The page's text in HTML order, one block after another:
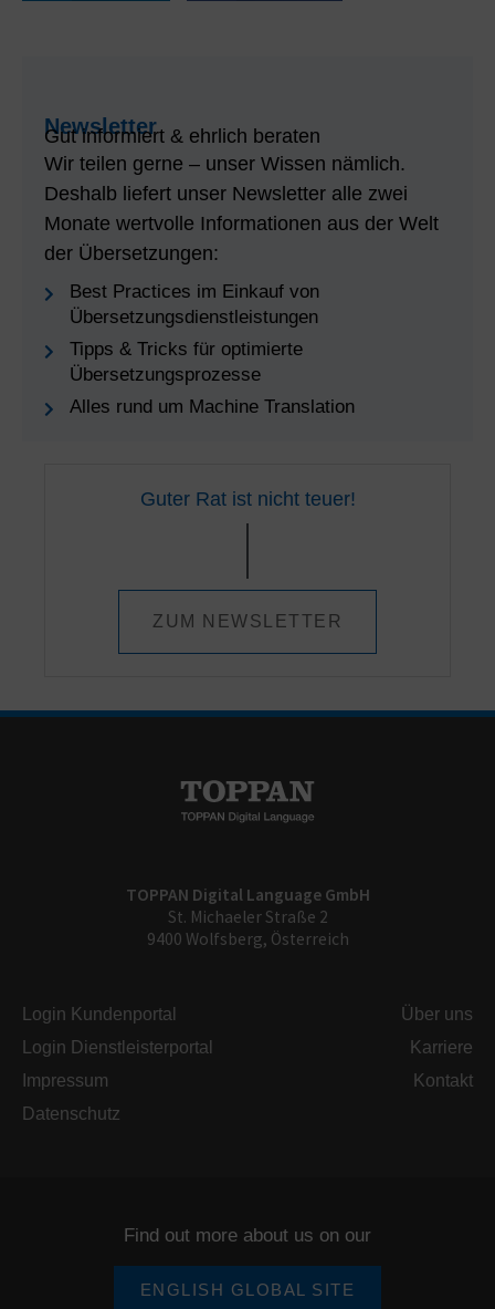
Newsletter
Gut informiert & ehrlich beraten
Wir teilen gerne – unser Wissen nämlich.
Deshalb liefert unser Newsletter alle zwei
Monate wertvolle Informationen aus der Welt
der Übersetzungen:
Best Practices im Einkauf von
Übersetzungsdienstleistungen
Tipps & Tricks für optimierte
Übersetzungsprozesse
Alles rund um Machine Translation
Guter Rat ist nicht teuer!
ZUM NEWSLETTER
TOPPAN Digital Language GmbH
St. Michaeler Straße 2
9400 Wolfsberg, Österreich
Login Kundenportal
Login Dienstleisterportal
Impressum
Datenschutz
Über uns
Karriere
Kontakt
Find out more about us on our
ENGLISH GLOBAL SITE